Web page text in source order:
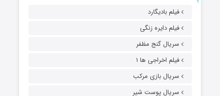
فیلم بادیگارد
فیلم دایره زنگی
سریال گنج مظفر
فیلم اخراجی ها ۱
سریال بازی مرکب
سریال پوست شیر